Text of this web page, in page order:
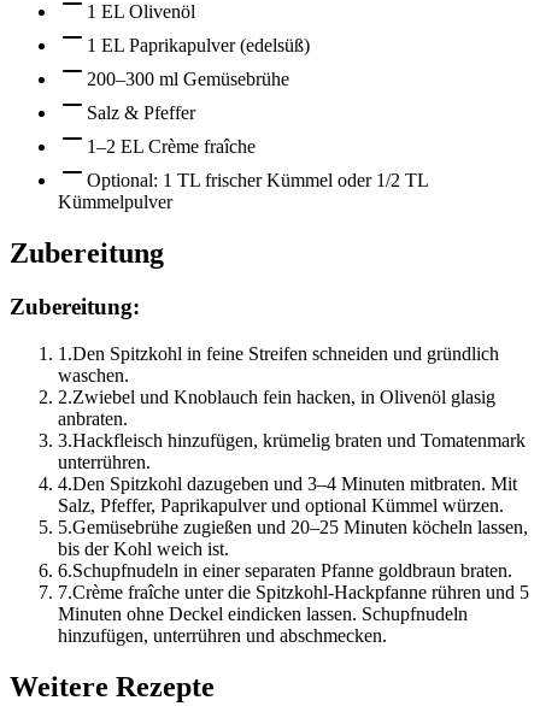
1 EL Olivenöl
1 EL Paprikapulver (edelsüß)
200–300 ml Gemüsebrühe
Salz & Pfeffer
1–2 EL Crème fraîche
Optional: 1 TL frischer Kümmel oder 1/2 TL
Kümmelpulver
Zubereitung
Zubereitung:
1 .Den Spitzkohl in feine Streifen schneiden und gründlich
waschen.
2.Zwiebel und Knoblauch fein hacken, in Olivenöl glasig
anbraten.
3.Hackfleisch hinzufügen, krümelig braten und Tomatenmark
unterrühren.
4.Den Spitzkohl dazugeben und 3–4 Minuten mitbraten. Mit
Salz, Pfeffer, Paprikapulver und optional Kümmel würzen.
5.Gemüsebrühe zugießen und 20–25 Minuten köcheln lassen,
bis der Kohl weich ist.
6.Schupfnudeln in einer separaten Pfanne goldbraun braten.
7.Crème fraîche unter die Spitzkohl-Hackpfanne rühren und 5
Minuten ohne Deckel eindicken lassen. Schupfnudeln
hinzufügen, unterrühren und abschmecken.
Weitere Rezepte